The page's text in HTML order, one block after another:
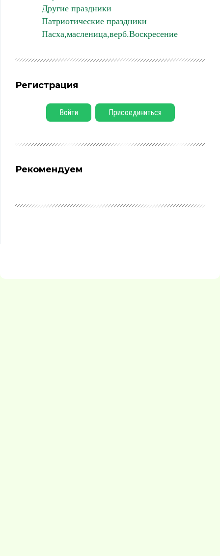
Другие праздники
Патриотические праздники
Пасха,масленица,верб.Воскресение
Регистрация
Войти Присоединиться
Рекомендуем